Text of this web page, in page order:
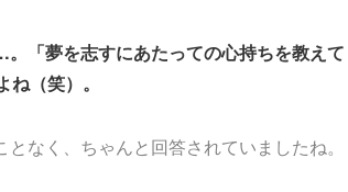
「夢を志すにあたっての心持ちを教え
（笑）。
なく、ちゃんと回答されていましたね。